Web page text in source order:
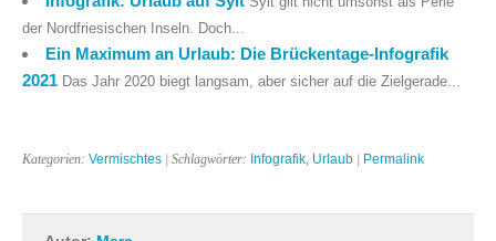
der Nordfriesischen Inseln. Doch...
Ein Maximum an Urlaub: Die Brückentage-Infografik
2021 Das Jahr 2020 biegt langsam, aber sicher auf die Zielgerade...
Kategorien: Vermischtes | Schlagwörter: Infografik, Urlaub Permalink